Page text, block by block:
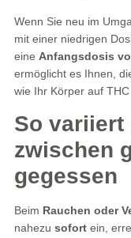
Wenn Sie neu im
mit einer niedrigen
eine Anfangsdosis
ermöglicht es Ihnen,
wie Ihr Körper auf THC
So variiert
zwischen
gegessen
Beim Rauchen oder
nahezu sofortein,